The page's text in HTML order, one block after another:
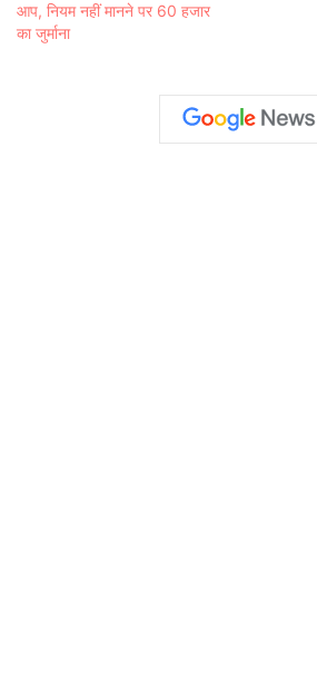
आप, नियम नहीं मानने पर 60 हजार
का जुर्माना